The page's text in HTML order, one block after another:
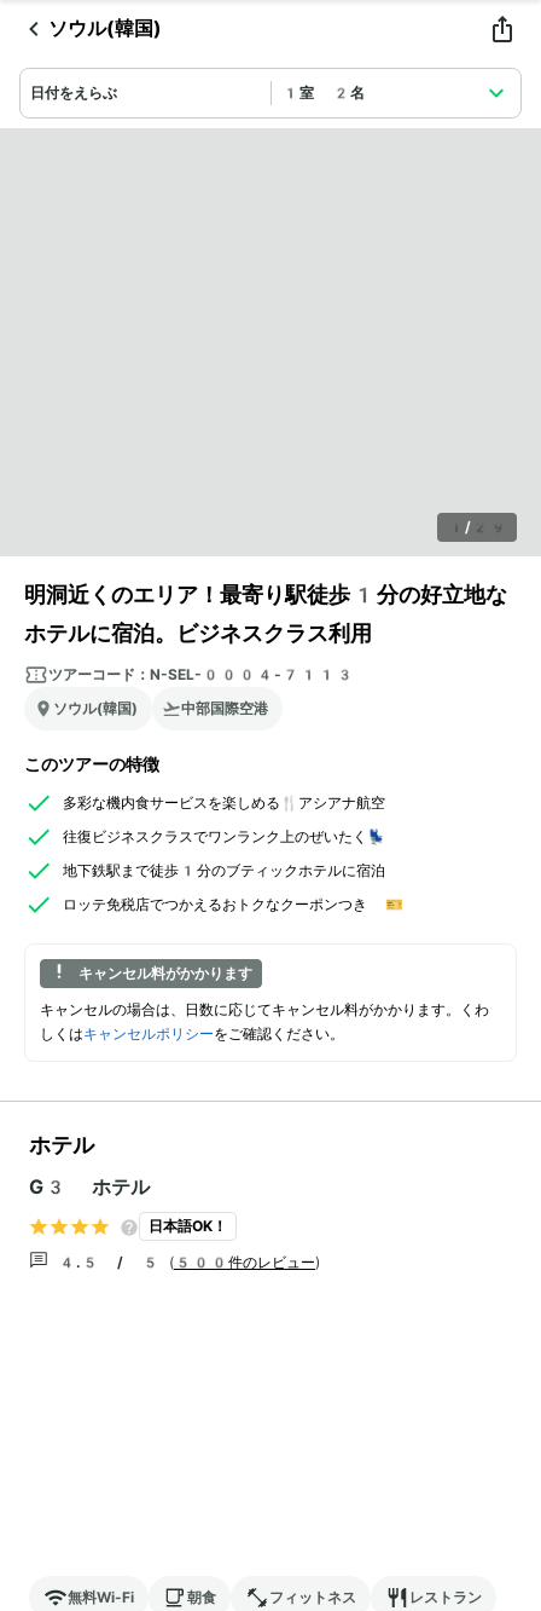
ソウル(韓国)
日付をえらぶ 1室 2名
1 / 29
明洞近くのエリア！最寄り駅徒歩1分の好立地な
ホテルに宿泊。ビジネスクラス利用
ツアーコード： N-SEL-0004-7113
ソウル(韓国)
中部国際空港
このツアーの特徴
多彩な機内食サービスを楽しめる🍴アシアナ航空
往復ビジネスクラスでワンランク上のぜいたく💺
地下鉄駅まで徒歩1分のブティックホテルに宿泊
ロッテ免税店でつかえるおトクなクーポンつき 🎫
キャンセル料がかかります
キャンセルの場合は、日数に応じてキャンセル料がかかります。くわ
しくはキャンセルポリシーをご確認ください。
ホテル
G3 ホテル
日本語OK！
4.5 / 5 ( 500件のレビュー)
無料Wi-Fi 朝食 フィットネス レストラン